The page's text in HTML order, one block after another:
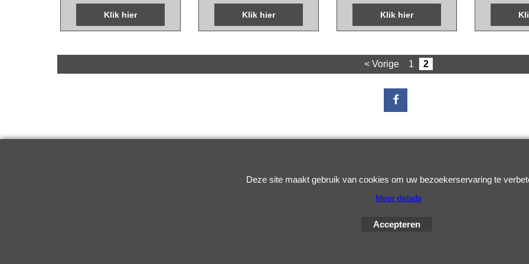
19x15.5mm leovinci
Klik hier
19x15.5mm leovinci
Klik hier
19x15.5mm leovinci
Klik hier
< Vorige 1 2
Deze site maakt gebruik van cookies om uw bezoekerservaring te
Meer details
Accepteren